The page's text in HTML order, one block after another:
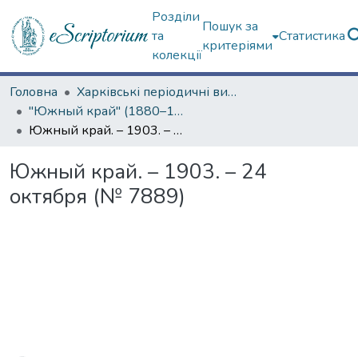
Розділи
та
колекції
Пошук за
критеріями
Статистика
Головна
Харківські періодичні видання
"Южный край" (1880–1919 гг.)
Южный край. – 1903. – 24 октября (№ 7889)
Южный край. – 1903. – 24
октября (№ 7889)